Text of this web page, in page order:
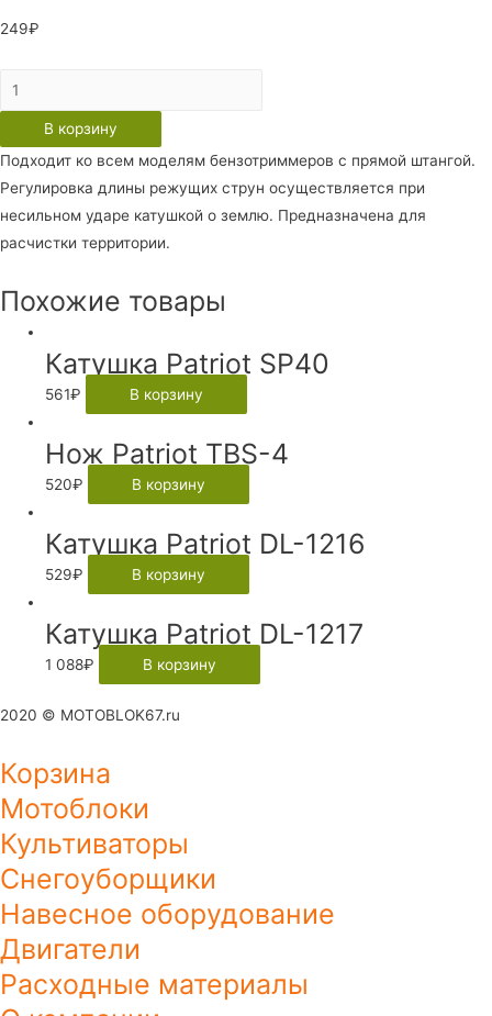
249₽
Количество
Катушка
Patriot
DL-
1200
В корзину
Подходит ко всем моделям бензотриммеров с прямой штангой.
Регулировка длины режущих струн осуществляется при
несильном ударе катушкой о землю. Предназначена для
расчистки территории.
Похожие товары
Катушка Patriot SP40
561₽ В корзину
Нож Patriot TBS-4
520₽ В корзину
Катушка Patriot DL-1216
529₽ В корзину
Катушка Patriot DL-1217
1 088₽ В корзину
2020 © MOTOBLOK67.ru
Корзина
Мотоблоки
Культиваторы
Снегоуборщики
Навесное оборудование
Двигатели
Расходные материалы